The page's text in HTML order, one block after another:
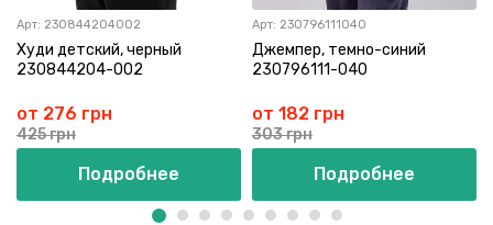
Арт: 230844204002
Худи детский, черный
230844204-002
от 276 грн
425 грн
Подробнее
Арт: 230796111040
Джемпер, темно-синий
230796111-040
от 182 грн
303 грн
Подробнее